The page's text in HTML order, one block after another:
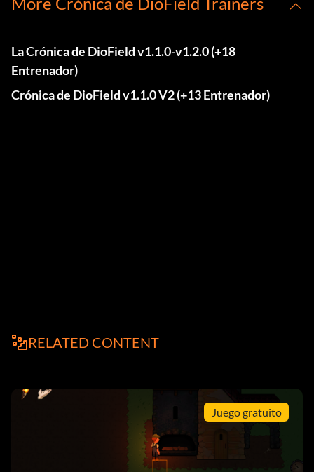
La Crónica de DioField v1.1.0-v1.2.0 (+18
Entrenador)
Crónica de DioField v1.1.0 V2 (+13 Entrenador)
RELATED CONTENT
Juego gratuito